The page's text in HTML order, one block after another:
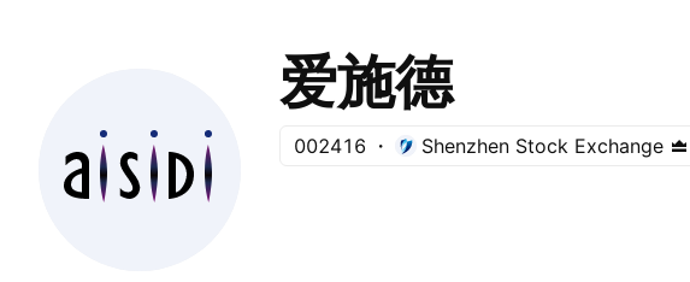
爱施德
002416 Shenzhen Stock Exchange